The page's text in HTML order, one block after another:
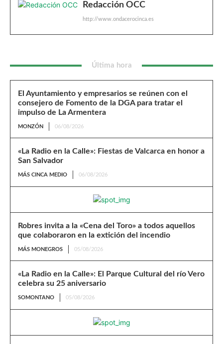
Redacción OCC
http://www.ondacerocinca.es
Última hora
El Ayuntamiento y empresarios se reúnen con el
consejero de Fomento de la DGA para tratar el
impulso de La Armentera
MONZÓN 06/08/2026
«La Radio en la Calle»: Fiestas de Valcarca en honor a
San Salvador
MÁS CINCA MEDIO 06/08/2026
Robres invita a la «Cena del Toro» a todos aquellos
que colaboraron en la extición del incendio
MÁS MONEGROS 05/08/2026
«La Radio en la Calle»: El Parque Cultural del río Vero
celebra su 25 aniversario
SOMONTANO 05/08/2026